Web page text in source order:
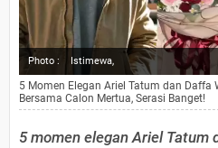
Photo : Istimewa,
5 Momen Elegan Ariel Tatum dan Daffa
Bersama Calon Mertua, Serasi Banget!
5 momen elegan Ariel Tatum